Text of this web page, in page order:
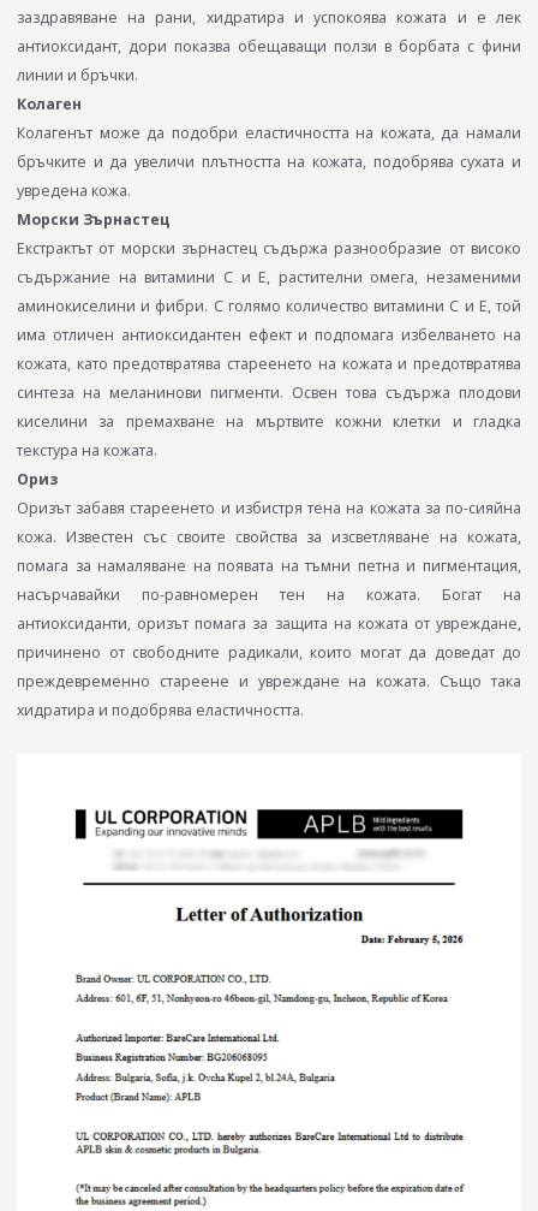
заздравяване на рани, хидратира и успокоява кожата и е лек
антиоксидант, дори показва обещаващи ползи в борбата с фини
линии и бръчки.
Колаген
Колагенът може да подобри еластичността на кожата, да намали
бръчките и да увеличи плътността на кожата, подобрява сухата и
увредена кожа.
Морски Зърнастец
Екстрактът от морски зърнастец съдържа разнообразие от високо
съдържание на витамини С и Е, растителни омега, незаменими
аминокиселини и фибри. С голямо количество витамини С и Е, той
има отличен антиоксидантен ефект и подпомага избелването на
кожата, като предотвратява стареенето на кожата и предотвратява
синтеза на меланинови пигменти. Освен това съдържа плодови
киселини за премахване на мъртвите кожни клетки и гладка
текстура на кожата.
Ориз
Оризът забавя стареенето и избистря тена на кожата за по-сияйна
кожа. Известен със своите свойства за изсветляване на кожата,
помага за намаляване на появата на тъмни петна и пигментация,
насърчавайки по-равномерен тен на кожата. Богат на
антиоксиданти, оризът помага за защита на кожата от увреждане,
причинено от свободните радикали, които могат да доведат до
преждевременно стареене и увреждане на кожата. Също така
хидратира и подобрява еластичността.